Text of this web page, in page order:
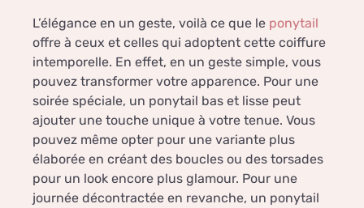
L’élégance en un geste, voilà ce que le ponytail
offre à ceux et celles qui adoptent cette coiffure
intemporelle. En effet, en un geste simple, vous
pouvez transformer votre apparence. Pour une
soirée spéciale, un ponytail bas et lisse peut
ajouter une touche unique à votre tenue. Vous
pouvez même opter pour une variante plus
élaborée en créant des boucles ou des torsades
pour un look encore plus glamour. Pour une
journée décontractée en revanche, un ponytail